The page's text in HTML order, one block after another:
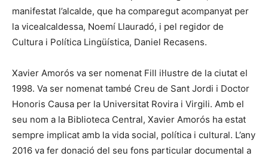
manifestat l’alcalde, que ha comparegut acompanyat per
la vicealcaldessa, Noemí Llauradó, i pel regidor de
Cultura i Política Lingüística, Daniel Recasens.
Xavier Amorós va ser nomenat Fill il·lustre de la ciutat el
1998. Va ser nomenat també Creu de Sant Jordi i Doctor
Honoris Causa per la Universitat Rovira i Virgili. Amb el
seu nom a la Biblioteca Central, Xavier Amorós ha estat
sempre implicat amb la vida social, política i cultural. L’any
2016 va fer donació del seu fons particular documental a